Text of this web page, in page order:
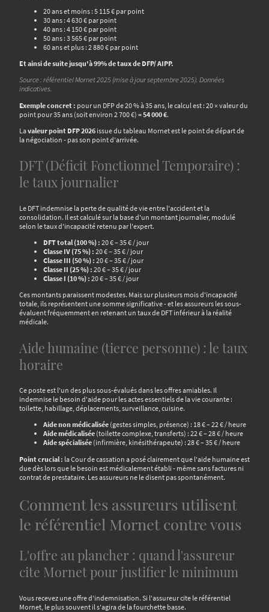
20 ans et moins : 5 115 € par point
30 ans : 4 630 € par point
40 ans : 4 150 € par point
50 ans : 3 565 € par point
60 ans et plus : 2 880 € par point
Et ainsi de suite jusqu'à 99% de taux de DFP/ AIPP.
Source : référentiel Mornet 2025 (mise à jour septembre 2025). Données
indicatives.
Exemple concret : pour un DFP de 20 % à 35 ans, le calcul est : 20 × valeur du
point pour 35 ans (soit environ 2 700 €) =54 000 €.
Lavaleur point DFP 2026 issue du tableau Mornet est le point de départ de
la négociation - pas son point d'arrivée.
DFT (Déficit Fonctionnel Temporaire) :
le taux journalier
Le DFT indemnise la perte de qualité de vie entre l'accident et la
consolidation. Il est calculé sur la base d'un montant journalier, modulé
selon le taux d'incapacité retenu par l'expert.
DFT total (100 %) : 20 € – 35 € / jour
Classe IV (75 %) : 20 € – 35 € / jour
Classe III (50 %) : 20 € – 35 € / jour
Classe II (25 %) : 20 € – 35 € / jour
Classe I (10 %) : 20 € – 35 € / jour
Ces montants paraissent modestes. Mais sur plusieurs mois d'incapacité
totale, ils représentent une somme significative - et les assureurs les sous-
évaluent fréquemment en retenant un taux de DFT inférieur à la réalité
médicale.
Aide humaine (tierce personne) : le taux
horaire
Ce poste est l'un des plus sous-évalués dans les offres amiables. Il
indemnise le besoin d'aide pour les actes essentiels de la vie courante :
toilette, habillage, déplacements, surveillance, cuisine.
Aide non médicalisée (gestes simples, présence) : 18 € – 22 € / heure
Aide médicalisée (toilette complexe, transferts) : 22 € – 28 € / heure
Aide spécialisée (infirmière, kinésithérapeute) : 28 € – 35 € / heure
Point crucial : la Cour de cassation a posé clairement que l'aide humaine est
due dès lors que le besoin est médicalement établi - même sans factures ni
contrat de prestataire. Les assureurs ne le disent pas spontanément.
Comment les assureurs utilisent
le référentiel Mornet contre vous
L'offre au plancher : quand l'assureur
cite Mornet pour justifier le minimum
Vous recevez une offre d'indemnisation. Si l'assureur cite le référentiel
Mornet, le plus souvent il s'agira de la fourchette basse.